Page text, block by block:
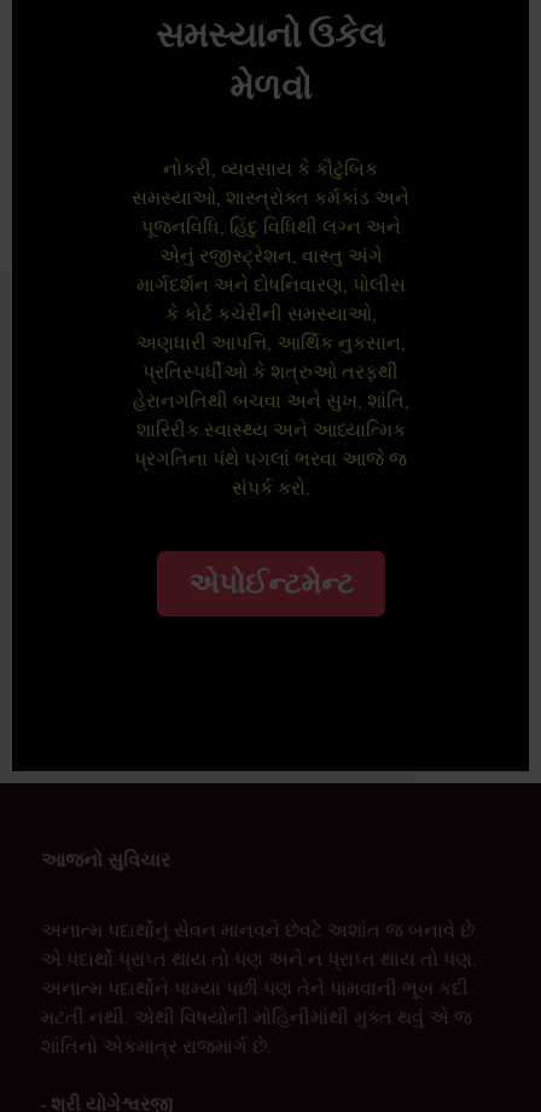
સમસ્યાનો ઉકેલ
મેળવો
નોકરી, વ્યવસાય કે કૌટુંબિક
સમસ્યાઓ, શાસ્ત્રોક્ત કર્મકાંડ અને
પૂજનવિધિ, હિંદુ વિધિથી લગ્ન અને
એનું રજીસ્ટ્રેશન, વાસ્તુ અંગે
માર્ગદર્શન અને દોષનિવારણ, પોલીસ
કે કોર્ટ કચેરીની સમસ્યાઓ,
અણધારી આપત્તિ, આર્થિક નુકસાન,
પ્રતિસ્પર્ધીઓ કે શત્રુઓ તરફથી
હેરાનગતિથી બચવા અને સુખ, શાંતિ,
શારિરીક સ્વાસ્થ્ય અને આધ્યાત્મિક
પ્રગતિના પંથે પગલાં ભરવા આજે જ
સંપર્ક કરો.
એપોઈન્ટમેન્ટ
આજનો સુવિચાર
અનાત્મ પદાર્થોનું સેવન માનવને છેવટે અશાંત જ બનાવે છે.
એ પદાર્થો પ્રાપ્ત થાય તો પણ અને ન પ્રાપ્ત થાય તો પણ.
અનાત્મ પદાર્થોને પામ્યા પછી પણ તેને પામવાની ભૂખ કદી
મટતી નથી. એથી વિષયોની મોહિનીમાંથી મુક્ત થવું એ જ
શાંતિનો એકમાત્ર રાજમાર્ગ છે.
- શ્રી યોગેશ્વરજી